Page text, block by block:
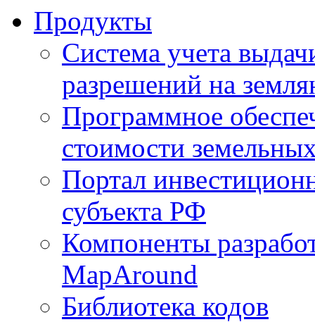
Продукты
Система учета
разрешений на
Программное
стоимости
Портал
субъекта РФ
Компоненты
MapAround
Библиотека кодов